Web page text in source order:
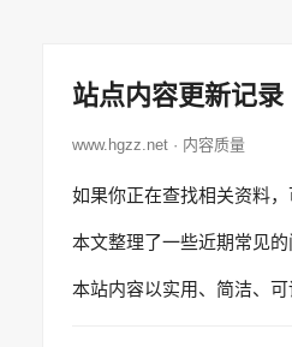
站点内容更新记录
www.hgzz.net · 内容质量
如果你正在查找相关资料
本文整理了一些近期常见
本站内容以实用、简洁、可